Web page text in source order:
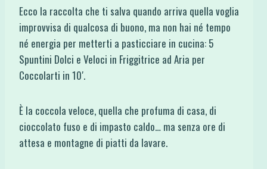
Ecco la raccolta che ti salva quando arriva quella voglia
improvvisa di qualcosa di buono, ma non hai né tempo
né energia per metterti a pasticciare in cucina: 5
Spuntini Dolci e Veloci in Friggitrice ad Aria per
Coccolarti in 10′.
È la coccola veloce, quella che profuma di casa, di
cioccolato fuso e di impasto caldo… ma senza ore di
attesa e montagne di piatti da lavare.